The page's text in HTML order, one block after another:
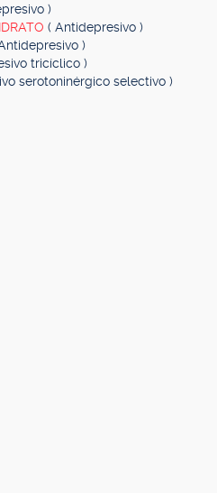
)
( Antidepresivo )
)
tricíclico )
serotoninérgico selectivo )